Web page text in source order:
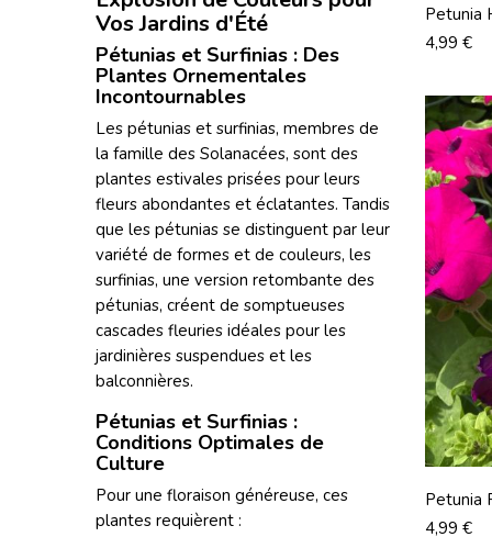
Vos Jardins d'Été
Pétunias et Surfinias : Des
Plantes Ornementales
Incontournables
Les pétunias et surfinias, membres de
la famille des Solanacées, sont des
plantes estivales prisées pour leurs
fleurs abondantes et éclatantes. Tandis
que les pétunias se distinguent par leur
variété de formes et de couleurs, les
surfinias, une version retombante des
pétunias, créent de somptueuses
cascades fleuries idéales pour les
jardinières suspendues et les
balconnières.
Pétunias et Surfinias :
Conditions Optimales de
Culture
Pour une floraison généreuse, ces
plantes requièrent :
Petunia
Yellow
Prix
4,99 €
Petunia
Prix
4,99 €